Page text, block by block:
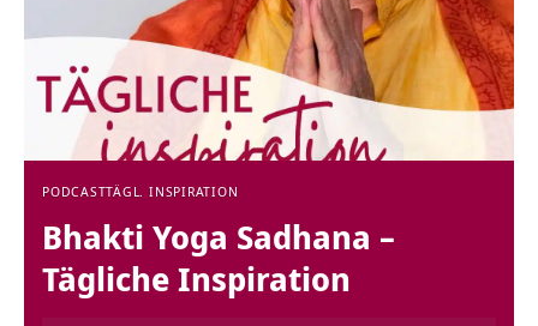
PODCASTTÄGL. INSPIRATION
Bhakti Yoga Sadhana –
Tägliche Inspiration